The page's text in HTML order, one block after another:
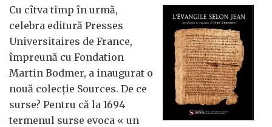
Cu cîtva timp în urmă,
celebra editură Presses
Universitaires de France,
împreună cu Fondation
Martin Bodmer, a inaugurat o
nouă colecţie Sources. De ce
surse? Pentru că la 1694
termenul surse evoca « un